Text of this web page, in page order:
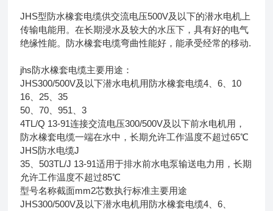
JHS型防水橡套电缆供交流电压500V及以下的潜水电机上
传输电能用。在长期浸水及较大的水压下，具有好的电气
绝缘性能。防水橡套电缆弯曲性能好，能承受经常的移动.
jhs防水橡套电缆主要用途：
JHS300/500V及以下潜水电机用防水橡套电缆4、6、10
16、25、35
50、70、951、3
4TL/Q 13-91连接交流电压300/500V及以下前水电机用，
防水橡套电缆一端在水中，长期允许工作温度不超过65℃
JHS防水电缆J
35、503TL/J 13-91适用于排水前水电泵输送电力用，长期
允许工作温度不超过85℃
型号名称截面mm2芯数执行标准主要用途
JHS300/500V及以下潜水电机用防水橡套电缆4、6、